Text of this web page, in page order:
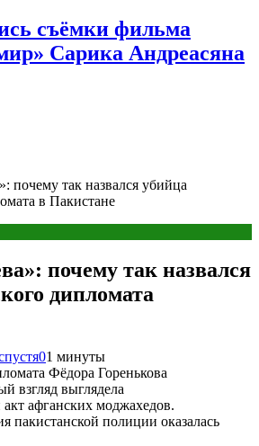
съёмки фильма
Сарика Андреасяна
почему так назвался убийца
в Пакистане
почему так назвался
дипломата
01 минуты
Фёдора Горенькова
взгляд выглядела
акт афганских моджахедов.
пакистанской полиции оказалась